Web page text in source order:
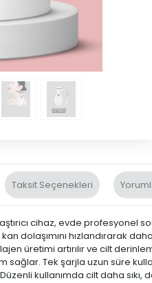
Taksit Seçenekleri
cihaz, evde
dolaşımını hızlandırarak
üretimi artırılır ve cilt
sağlar. Tek şarjla uzun süre
kullanımda cilt daha